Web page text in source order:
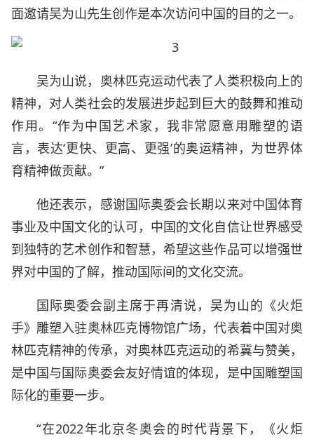
面邀请吴为山先生创作是本次访问中国的目的之一。
吴为山说，奥林匹克运动代表了人类积极向上的
精神，对人类社会的发展进步起到巨大的鼓舞和推动
作用。“作为中国艺术家，我非常愿意用雕塑的语
言，表达‘更快、更高、更强’的奥运精神，为世界体
育精神做贡献。”
他还表示，感谢国际奥委会长期以来对中国体育
事业及中国文化的认可，中国的文化自信让世界感受
到独特的艺术创作和智慧，希望这些作品可以增强世
界对中国的了解，推动国际间的文化交流。
国际奥委会副主席于再清说，吴为山的《火炬
手》雕塑入驻奥林匹克博物馆广场，代表着中国对奥
林匹克精神的传承，对奥林匹克运动的希冀与赞美，
是中国与国际奥委会友好情谊的体现，是中国雕塑国
际化的重要一步。
“在2022年北京冬奥会的时代背景下，《火炬